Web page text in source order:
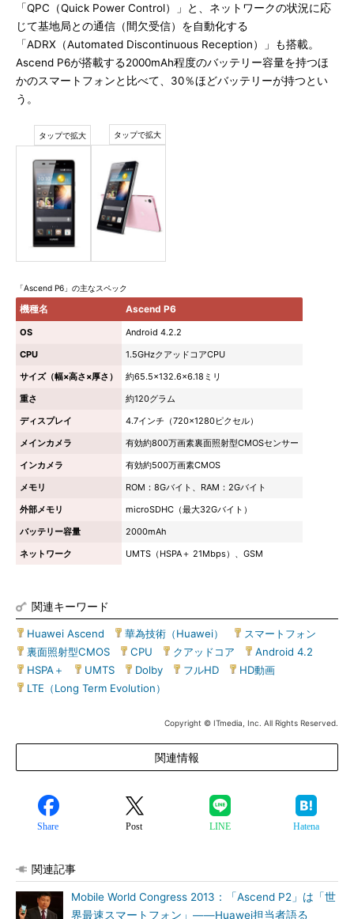
「QPC（Quick Power Control）」と、ネットワークの状況に応
じて基地局との通信（間欠受信）を自動化する
「ADRX（Automated Discontinuous Reception）」も搭載。
Ascend P6が搭載する2000mAh程度のバッテリー容量を持つほ
かのスマートフォンと比べて、30％ほどバッテリーが持つとい
う。
「Ascend P6」の主なスペック
機種名 Ascend P6
OS
Android 4.2.2
CPU
1.5GHzクアッドコアCPU
サイズ（幅×高さ×厚さ）
約65.5×132.6×6.18ミリ
重さ
約120グラム
ディスプレイ
4.7インチ（720×1280ピクセル）
メインカメラ
有効約800万画素裏面照射型CMOSセンサー
インカメラ
有効約500万画素CMOS
メモリ
ROM：8Gバイト、RAM：2Gバイト
外部メモリ
microSDHC（最大32Gバイト）
バッテリー容量
2000mAh
ネットワーク
UMTS（HSPA＋ 21Mbps）、GSM
関連キーワード
Huawei Ascend 華為技術（Huawei） スマートフォン
裏面照射型CMOS
CPU クアッドコア Android 4.2
HSPA＋
UMTS Dolby フルHD HD動画
LTE（Long Term Evolution）
Copyright © ITmedia, Inc. All Rights Reserved.
関連情報
Share Post LINE Hatena
関連記事
Mobile World Congress 2013：「Ascend P2」は「世
界最速スマートフォン」――Huawei担当者語る